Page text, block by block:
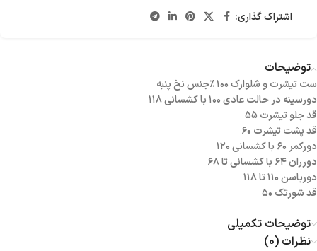
اشتراک گذاری:
توضیحات
ست تیشرت و شلوارک ۱۰۰ ٪جنس نخ پنبه
دورسینه در حالت عادی ۱۰۰ با کشسانی ۱۱۸
قد جلو تیشرت ۵۵
قد پشت تیشرت ۶۰
دورکمر ۶۰ با کشسانی ۱۲۰
دورران ۶۴ با کشسانی تا ۶۸
دورباسن ۱۱۰ تا ۱۱۸
قد شورتک ۵۰
توضیحات تکمیلی
نظرات (0)